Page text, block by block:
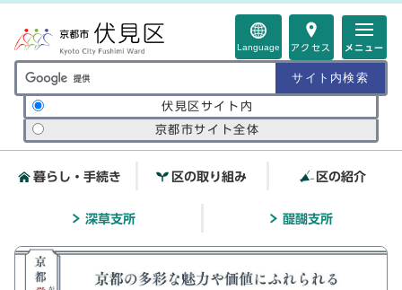
Language アクセス メニュー
サイト内検索の範囲
伏見区サイト内
京都市サイト全体
暮らし・手続き 区の取り組み 区の紹介
深草支所 醍醐支所
ここから本文です
ビジュアルエリア。区役所か